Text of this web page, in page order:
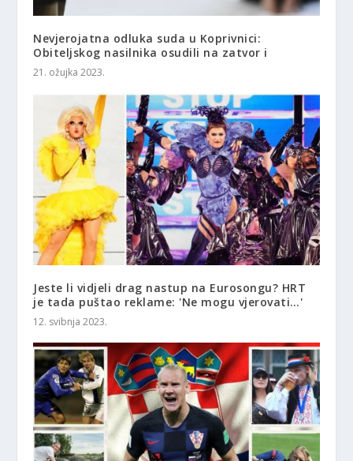
Nevjerojatna odluka suda u Koprivnici:
Obiteljskog nasilnika osudili na zatvor i
21. ožujka 2023.
Jeste li vidjeli drag nastup na Eurosongu? HRT
je tada puštao reklame: 'Ne mogu vjerovati…'
12. svibnja 2023.